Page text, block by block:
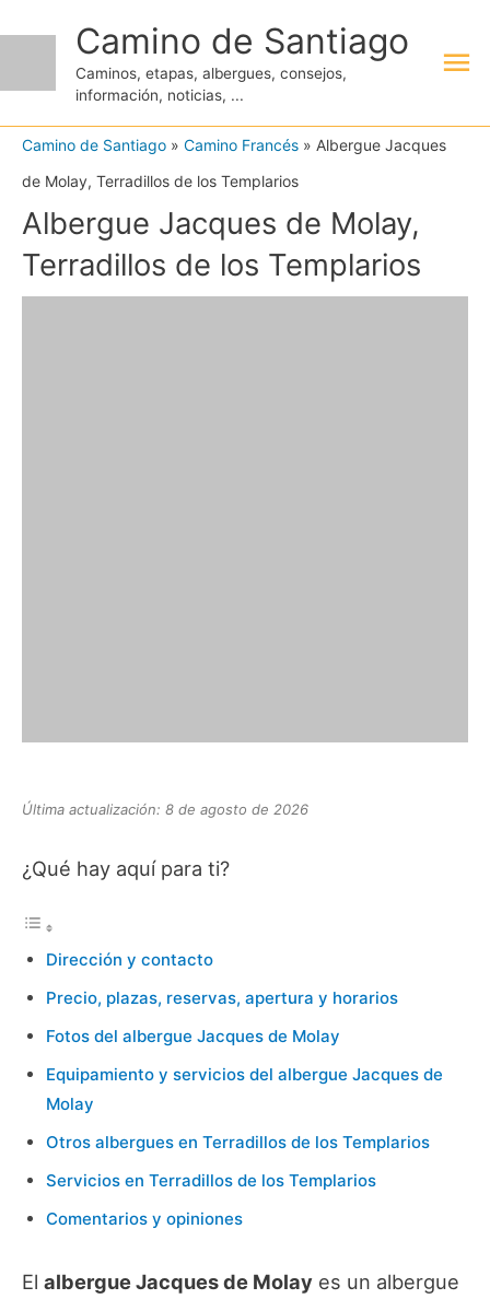
contenido
Camino de Santiago
Caminos, etapas, albergues, consejos,
información, noticias, ...
Camino de Santiago » Camino Francés » Albergue Jacques
de Molay, Terradillos de los Templarios
Albergue Jacques de Molay,
Terradillos de los Templarios
Última actualización: 8 de agosto de 2026
¿Qué hay aquí para ti?
Dirección y contacto
Precio, plazas, reservas, apertura y horarios
Fotos del albergue Jacques de Molay
Equipamiento y servicios del albergue Jacques de
Molay
Otros albergues en Terradillos de los Templarios
Servicios en Terradillos de los Templarios
Comentarios y opiniones
El albergue Jacques de Molay es un albergue